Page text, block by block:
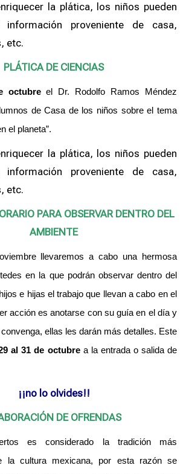
la plática, los niños pueden
información proveniente de casa,
etc.
PLÁTICA DE CIENCIAS
octubreel Dr. Rodolfo Ramos Méndez
de Casa de los niños sobre el tema
el planeta”.
la plática, los niños pueden
información proveniente de casa,
etc.
PARA OBSERVAR DENTRO DEL
AMBIENTE
llevaremos a cabo una hermosa
en la que podrán observar dentro del
e hijas el trabajo que llevan a cabo en el
acción es anotarse con su guía en el día y
ellas les darán más detalles. Este
al 31 de octubrea la entrada o salida de
¡¡no lo olvides!!
DE OFRENDAS
es considerado la tradición más
la cultura mexicana, por esta razón se